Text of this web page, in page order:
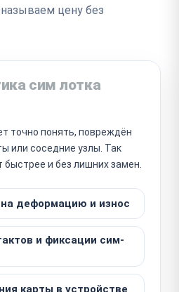
цену без
сим лотка
точно понять, повреждён
или соседние узлы. Так
и без лишних замен.
деформацию и износ
и фиксации сим-
карты в устройстве